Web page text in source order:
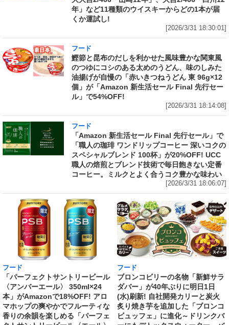
年」など11種類のウイスキーからどの1本が届
くか運試し!
[2026/3/31 18:30:01]
フード
鰹節と昆布のだしを利かせた風味豊かな関東風
のつゆにコシのある太めのうどん、味のしみた
油揚げが自慢の「赤いきつねうどん 東 96g×12
個」が「Amazon 新生活セール Final 先行セー
ル」で54%OFF!
[2026/3/31 18:14:08]
フード
「Amazon 新生活セール Final 先行セール」で
「職人の珈琲 ワンドリップコーヒー 深いコクの
スペシャルブレンド 100杯」が20%OFF! UCC
職人の焙煎とブレンド技術で毎日飽きない定番
コーヒー。ミルクとよく合うコク豊かな味わい
[2026/3/31 18:06:07]
フード
「パーフェクトサントリービール
〈アンバーエール〉 350ml×24
本」がAmazonで18%OFF! アロ
マホップの爽やかでフルーティな
香りの余韻を楽しめる「パーフェ
フード
ブロンコビリーの名物「新鮮サラ
ダバー」が40年ぶりに明日1日
(水)刷新! 自社開発カリーと炭火
炙り焼き芋を追加した「ブロンコ
ビュッフェ」に進化～ドリンクバ